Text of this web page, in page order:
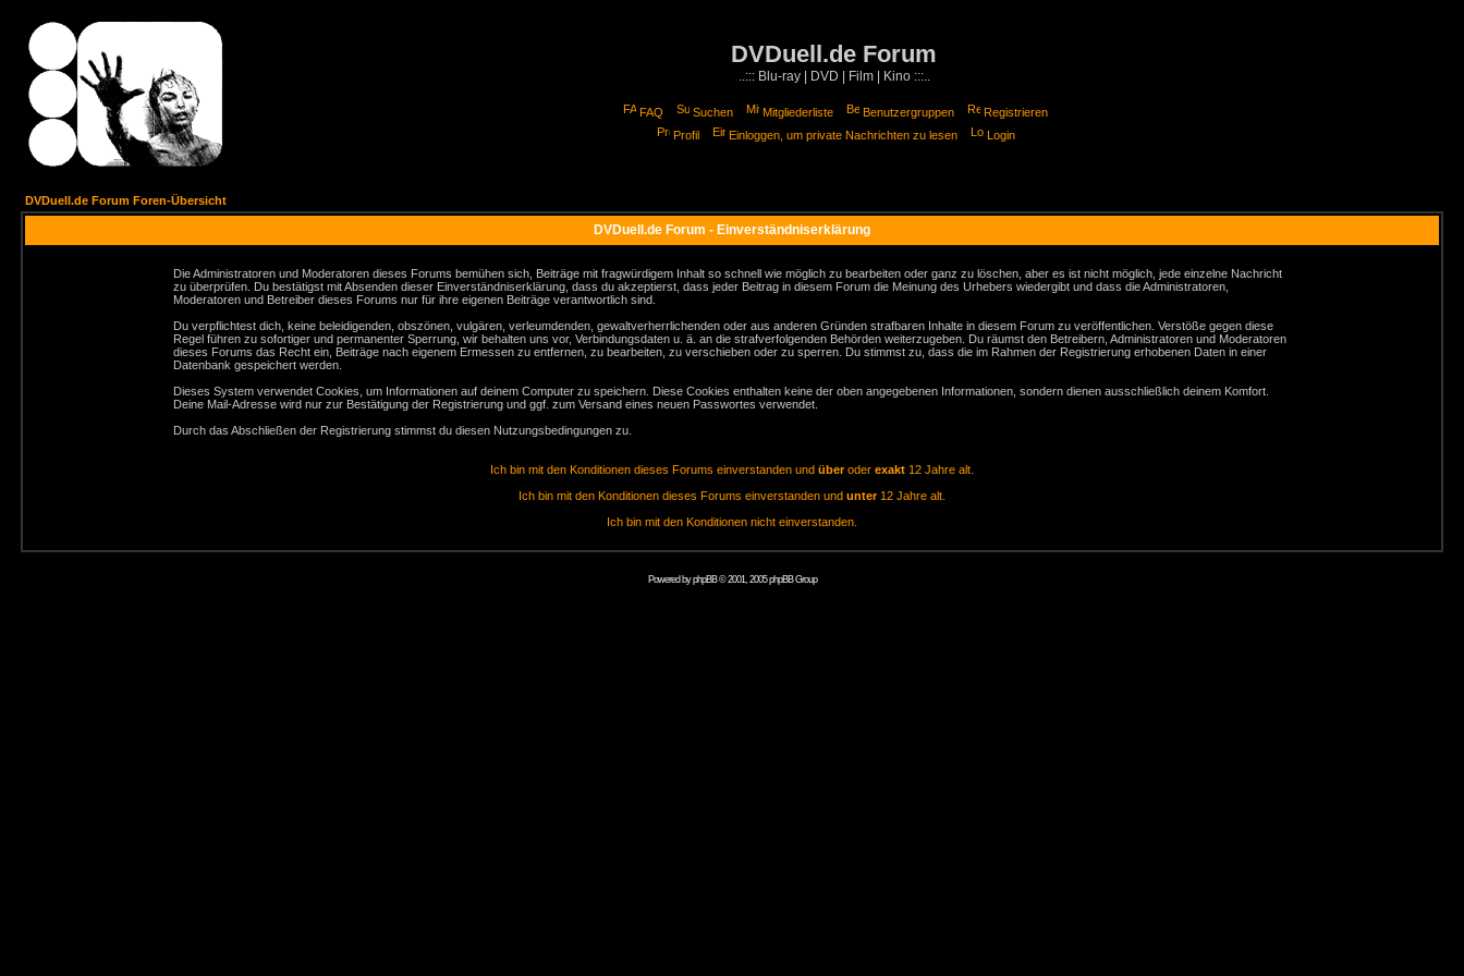
DVDuell.de Forum
..::: Blu-ray | DVD | Film | Kino :::..
FAQ Suchen Mitgliederliste Benutzergruppen
Registrieren
Profil
Einloggen, um private Nachrichten zu lesen Login
DVDuell.de Forum Foren-Übersicht
DVDuell.de Forum - Einverständniserklärung
Die Administratoren und Moderatoren dieses Forums bemühen sich, Beiträge mit fragwürdigem Inhalt so schnell wie möglich zu bearbeiten oder ganz zu löschen, aber es ist nicht möglich, jede einzelne Nachricht
zu überprüfen. Du bestätigst mit Absenden dieser Einverständniserklärung, dass du akzeptierst, dass jeder Beitrag in diesem Forum die Meinung des Urhebers wiedergibt und dass die Administratoren,
Moderatoren und Betreiber dieses Forums nur für ihre eigenen Beiträge verantwortlich sind.
Du verpflichtest dich, keine beleidigenden, obszönen, vulgären, verleumdenden, gewaltverherrlichenden oder aus anderen Gründen strafbaren Inhalte in diesem Forum zu veröffentlichen. Verstöße gegen diese
Regel führen zu sofortiger und permanenter Sperrung, wir behalten uns vor, Verbindungsdaten u. ä. an die strafverfolgenden Behörden weiterzugeben. Du räumst den Betreibern, Administratoren und Moderatoren
dieses Forums das Recht ein, Beiträge nach eigenem Ermessen zu entfernen, zu bearbeiten, zu verschieben oder zu sperren. Du stimmst zu, dass die im Rahmen der Registrierung erhobenen Daten in einer
Datenbank gespeichert werden.
Dieses System verwendet Cookies, um Informationen auf deinem Computer zu speichern. Diese Cookies enthalten keine der oben angegebenen Informationen, sondern dienen ausschließlich deinem Komfort.
Deine Mail-Adresse wird nur zur Bestätigung der Registrierung und ggf. zum Versand eines neuen Passwortes verwendet.
Durch das Abschließen der Registrierung stimmst du diesen Nutzungsbedingungen zu.
Ich bin mit den Konditionen dieses Forums einverstanden und überoder exakt 12 Jahre alt.
Ich bin mit den Konditionen dieses Forums einverstanden und unter12 Jahre alt.
Ich bin mit den Konditionen nicht einverstanden.
Powered byphpBB© 2001, 2005 phpBB Group